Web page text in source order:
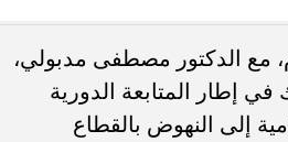
مع الدكتور مصطفى مدبولي،
إطار المتابعة الدورية
إلى النهوض بالقطاع